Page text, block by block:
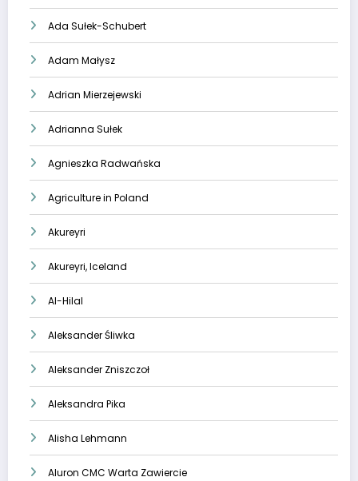
Ada Sułek-Schubert
Adam Małysz
Adrian Mierzejewski
Adrianna Sułek
Agnieszka Radwańska
Agriculture in Poland
Akureyri
Akureyri, Iceland
Al-Hilal
Aleksander Śliwka
Aleksander Zniszczoł
Aleksandra Pika
Alisha Lehmann
Aluron CMC Warta Zawiercie